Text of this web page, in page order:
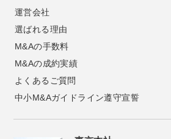
運営会社
選ばれる理由
M&Aの手数料
M&Aの成約実績
よくあるご質問
中小M&Aガイドライン遵守宣誓